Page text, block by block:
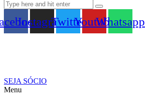
InstagramTwitterYoutubeWhatsapp
SEJA SÓCIO
Menu